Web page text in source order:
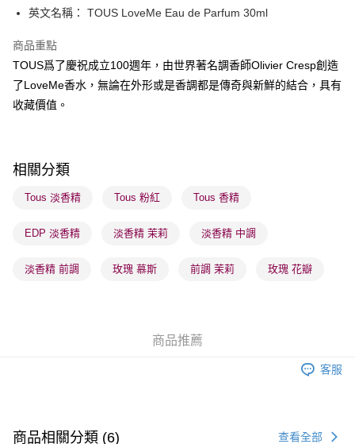
順豐自助櫃 - 確認發貨後1-3個工作天送達
每筆HK$65.00，滿HK$300.00或以上免運費
順豐站及營業點 - 確認發貨後1-3個工作天送達
物流公司進行物流配送
每筆HK$65.00，滿HK$300.00或以上免運費
(香港門市) 只顯示可選門市。確認發貨後2-5個工作天到店，3天內
每筆HK$20.00，滿HK$100.00或以上免運費
每筆HK$20.00，滿HK$100.00或以上免運費
運費表
英文名稱： TOUS LoveMe Eau de Parfum 30ml
商品重點
TOUS爲了慶祝成立100週年，由世界著名調香師Olivier Cresp創造
了LoveMe香水，無論在外形或是香調都是傳奇與新鮮的結合，具有
收藏價值。
相關分類
Tous 淡香精 Tous 粉紅 Tous 香精
EDP 淡香精 淡香精 茉莉 淡香精 中調
淡香精 前調 玫瑰 慕斯 前調 茉莉 玫瑰 花瓣
商品推薦
客服
商品相關分類 (6) 查看全部